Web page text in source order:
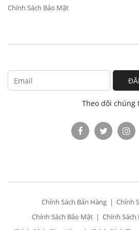
Chính Sách Bảo Mật
Theo dõi chúng
Chính Sách Bán Hàng
Chính
Chính Sách Bảo Mật
Chính